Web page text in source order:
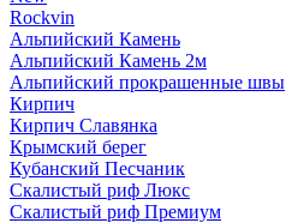
Rockvin
Альпийский Камень
Альпийский Камень 2м
Альпийский прокрашенные швы
Кирпич
Кирпич Славянка
Крымский берег
Кубанский Песчаник
Скалистый риф Люкс
Скалистый риф Премиум